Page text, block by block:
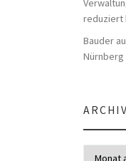
reduziert
Bauder
Nürnberg
ARCHIV